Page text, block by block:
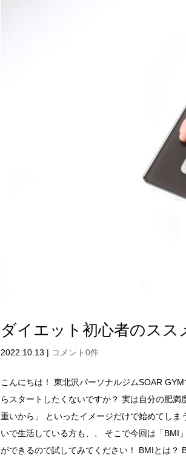
ダイエット初心者のスス
2022.10.13 | コメント0件
こんにちは！ 東北沢パーソナルジムSOAR
らスタートしたくないですか？ 実は自分の肥
重いから」 といったイメージだけで始めてし
いで生活している方も、、 そこで今回は「BMI
ができるので試してみてください！ BMIとは？